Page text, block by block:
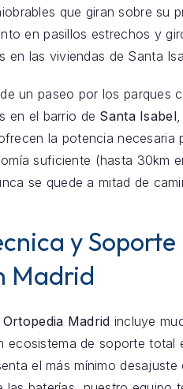
que giran sobre su
en pasillos estrechos y
en las viviendas de Santa
un paseo por los parques
en el barrio de Santa Isabel,
la potencia necesaria
suficiente (hasta 30km
se quede a mitad de
y Soporte
Madrid
Madrid incluye
ecosistema de soporte total
el más mínimo